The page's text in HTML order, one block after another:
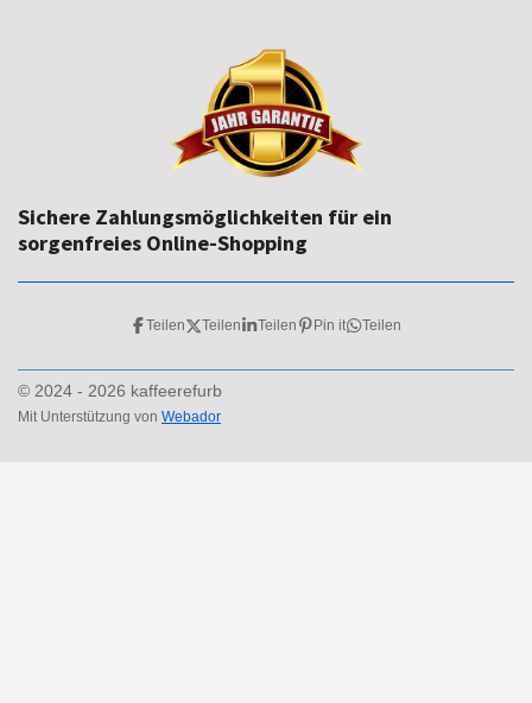
Sichere Zahlungsmöglichkeiten für ein
sorgenfreies Online-Shopping
Teilen Teilen Teilen Pin it Teilen
© 2024 - 2026 kaffeerefurb
Mit Unterstützung von Webador